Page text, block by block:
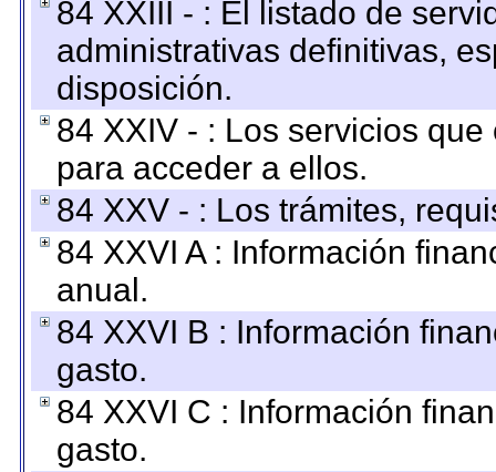
84 XXIII - : El listado de
administrativas definitivas,
disposición.
84 XXIV - : Los servicios
para acceder a ellos.
84 XXV - : Los trámites,
84 XXVI A : Información
anual.
84 XXVI B : Información
gasto.
84 XXVI C : Información
gasto.